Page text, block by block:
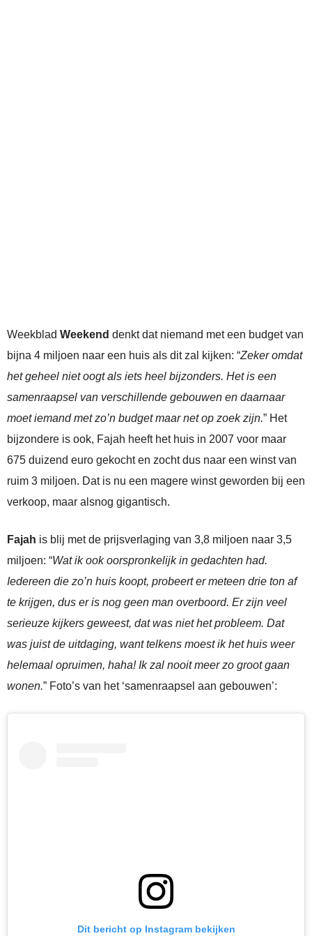
Weekblad Weekend denkt dat niemand met een budget van
bijna 4 miljoen naar een huis als dit zal kijken: “Zeker omdat
het geheel niet oogt als iets heel bijzonders. Het is een
samenraapsel van verschillende gebouwen en daarnaar
moet iemand met zo’n budget maar net op zoek zijn.” Het
bijzondere is ook, Fajah heeft het huis in 2007 voor maar
675 duizend euro gekocht en zocht dus naar een winst van
ruim 3 miljoen. Dat is nu een magere winst geworden bij een
verkoop, maar alsnog gigantisch.
Fajah is blij met de prijsverlaging van 3,8 miljoen naar 3,5
miljoen: “Wat ik ook oorspronkelijk in gedachten had.
Iedereen die zo’n huis koopt, probeert er meteen drie ton af
te krijgen, dus er is nog geen man overboord. Er zijn veel
serieuze kijkers geweest, dat was niet het probleem. Dat
was juist de uitdaging, want telkens moest ik het huis weer
helemaal opruimen, haha! Ik zal nooit meer zo groot gaan
wonen.” Foto’s van het ‘samenraapsel aan gebouwen’:
Dit bericht op Instagram bekijken